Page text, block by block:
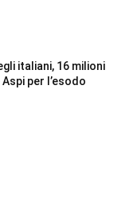
italiani, 16 milioni
per l’esodo